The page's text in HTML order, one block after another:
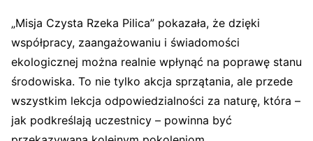
„Misja Czysta Rzeka Pilica” pokazała, że dzięki
współpracy, zaangażowaniu i świadomości
ekologicznej można realnie wpłynąć na poprawę stanu
środowiska. To nie tylko akcja sprzątania, ale przede
wszystkim lekcja odpowiedzialności za naturę, która –
jak podkreślają uczestnicy – powinna być